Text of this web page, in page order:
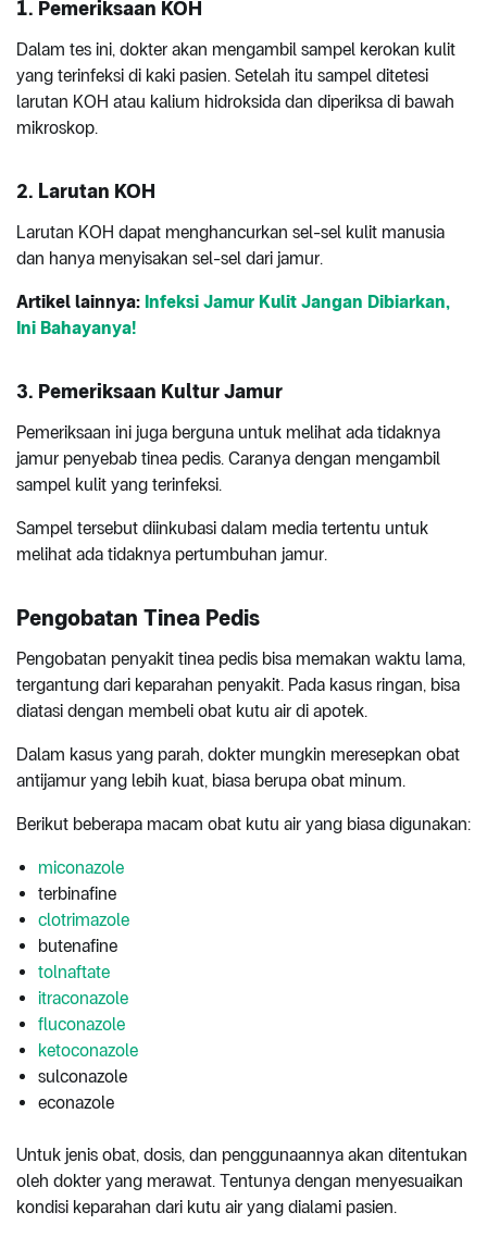
1. Pemeriksaan KOH
Dalam tes ini, dokter akan mengambil sampel kerokan kulit
yang terinfeksi di kaki pasien. Setelah itu sampel ditetesi
larutan KOH atau kalium hidroksida dan diperiksa di bawah
mikroskop.
2. Larutan KOH
Larutan KOH dapat menghancurkan sel-sel kulit manusia
dan hanya menyisakan sel-sel dari jamur.
Artikel lainnya: Infeksi Jamur Kulit Jangan Dibiarkan,
Ini Bahayanya!
3. Pemeriksaan Kultur Jamur
Pemeriksaan ini juga berguna untuk melihat ada tidaknya
jamur penyebab tinea pedis. Caranya dengan mengambil
sampel kulit yang terinfeksi.
Sampel tersebut diinkubasi dalam media tertentu untuk
melihat ada tidaknya pertumbuhan jamur.
Pengobatan Tinea Pedis
Pengobatan penyakit tinea pedis bisa memakan waktu lama,
tergantung dari keparahan penyakit. Pada kasus ringan, bisa
diatasi dengan membeli obat kutu air di apotek.
Dalam kasus yang parah, dokter mungkin meresepkan obat
antijamur yang lebih kuat, biasa berupa obat minum.
Berikut beberapa macam obat kutu air yang biasa digunakan:
miconazole
terbinafine
clotrimazole
butenafine
tolnaftate
itraconazole
fluconazole
ketoconazole
sulconazole
econazole
Untuk jenis obat, dosis, dan penggunaannya akan ditentukan
oleh dokter yang merawat. Tentunya dengan menyesuaikan
kondisi keparahan dari kutu air yang dialami pasien.